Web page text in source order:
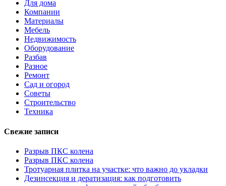
Для дома
Компании
Материалы
Мебель
Недвижимость
Оборудование
Разбав
Разное
Ремонт
Сад и огород
Советы
Строительство
Техника
Свежие записи
Разрыв ПКС колена
Разрыв ПКС колена
Тротуарная плитка на участке: что важно до укладки
Дезинсекция и дератизация: как подготовить